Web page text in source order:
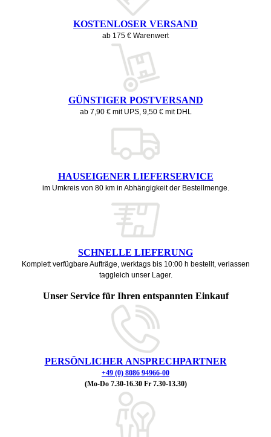
KOSTENLOSER VERSAND
ab 175 € Warenwert
GÜNSTIGER POSTVERSAND
ab 7,90 € mit UPS, 9,50 € mit DHL
HAUSEIGENER LIEFERSERVICE
im Umkreis von 80 km in Abhängigkeit der Bestellmenge.
SCHNELLE LIEFERUNG
Komplett verfügbare Aufträge, werktags bis 10:00 h bestellt, verlassen
taggleich unser Lager.
Unser Service für Ihren entspannten Einkauf
PERSÖNLICHER ANSPRECHPARTNER
+49 (0) 8086 94966-00
(Mo-Do 7.30-16.30 Fr 7.30-13.30)